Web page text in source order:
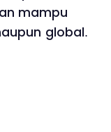
mampu
global.